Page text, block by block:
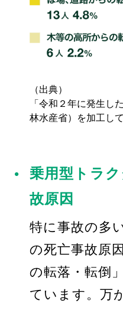
（出典）
「令和２年に発生し
林水産省）を加工し
乗用型トラ
故原因
特に事故の多
の死亡事故原
の転落・転倒
ています。万